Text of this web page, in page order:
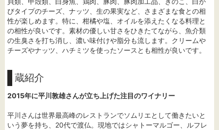
びタイプのチーズ、ナッツ、生の果実など、さまざまな食との相
性が楽しめます。特に、柑橘や塩、オイルを添えたくなる料理と
の相性が良いです。素材の優しい甘さをひきたてながら、魚介類
の生臭さを打ち消し、濃い味付けや脂分も流します。クリームや
チーズやナッツ、ハチミツを使ったソースとも相性が良いです。
蔵紹介
2015年に平川敦雄さんが立ち上げた注目のワイナリー
平川さんは世界最高峰のレストランでソムリエとして働きたいと
いう夢を持ち、20代で渡仏。現地ではシャトーマルゴー、ルフレ